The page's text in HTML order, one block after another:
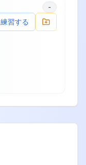
-
練習する